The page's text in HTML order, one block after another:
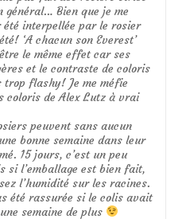
général… Bien que je me
interpellée par le rosier
‘A chacun son Everest’
le même effet car ses
et le contraste de coloris
trop flashy! Je me méfie
coloris de Alex Lutz à vrai
peuvent sans aucun
bonne semaine dans leur
15 jours, c’est un peu
si l’emballage est bien fait,
l’humidité sur les racines.
été rassurée si le colis avait
semaine de plus